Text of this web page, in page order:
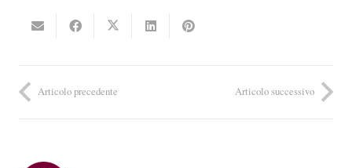
Articolo precedente Articolo successivo